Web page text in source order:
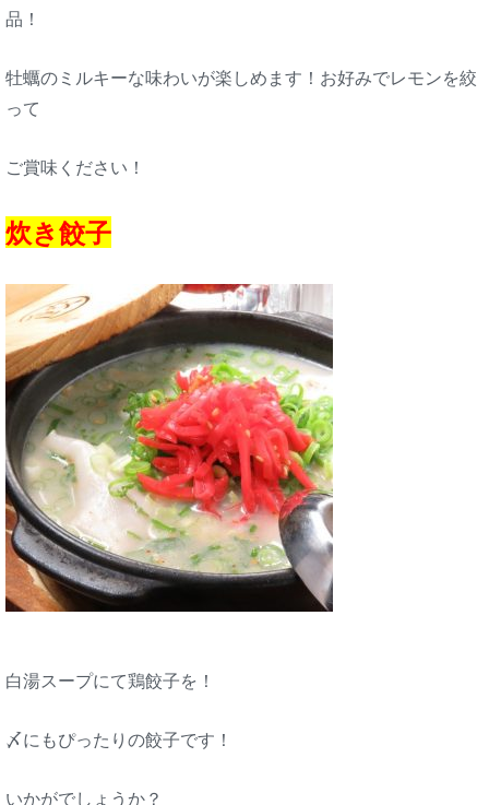
品！
牡蠣のミルキーな味わいが楽しめます！お好みでレモンを絞
って
ご賞味ください！
炊き餃子
白湯スープにて鶏餃子を！
〆にもぴったりの餃子です！
いかがでしょうか？